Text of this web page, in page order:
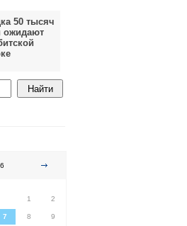
50 тысяч
ожидают
1
2
7 8 9